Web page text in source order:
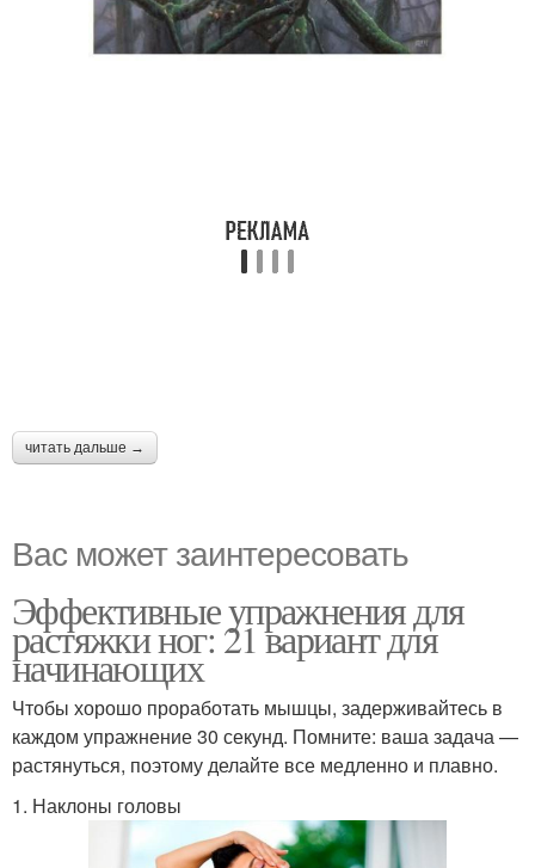
читать дальше →
Вас может заинтересовать
Эффективные упражнения для
растяжки ног: 21 вариант для
начинающих
Чтобы хорошо проработать мышцы, задерживайтесь в
каждом упражнение 30 секунд. Помните: ваша задача —
растянуться, поэтому делайте все медленно и плавно.
1. Наклоны головы